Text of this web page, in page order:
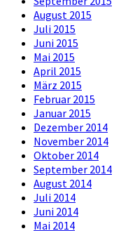
August 2015
Juli 2015
Juni 2015
Mai 2015
April 2015
März 2015
Februar 2015
Januar 2015
Dezember 2014
November 2014
Oktober 2014
September 2014
August 2014
Juli 2014
Juni 2014
Mai 2014